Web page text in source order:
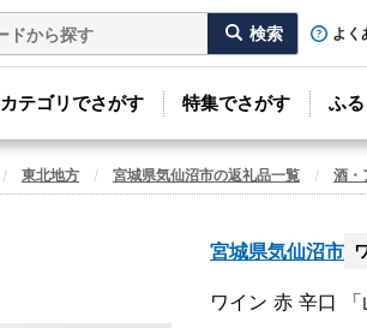
よく
カテゴリでさがす 特集でさがす ふ
東北地方 宮城県気仙沼市の返礼品一覧 酒・
宮城県気仙沼市
ワイン 赤 辛口